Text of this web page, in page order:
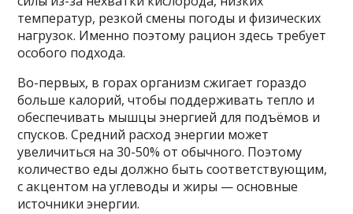
температур, резкой смены погоды и физических
нагрузок. Именно поэтому рацион здесь требует
особого подхода.
Во-первых, в горах организм сжигает гораздо
больше калорий, чтобы поддерживать тепло и
обеспечивать мышцы энергией для подъёмов и
спусков. Средний расход энергии может
увеличиться на 30-50% от обычного. Поэтому
количество еды должно быть соответствующим,
с акцентом на углеводы и жиры — основные
источники энергии.